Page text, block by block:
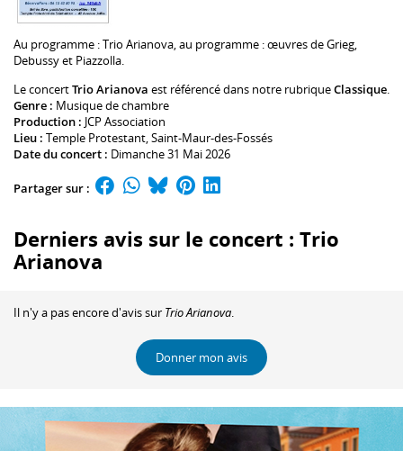
Au programme :Trio Arianova, au programme : œuvres de Grieg,
Debussy et Piazzolla.
Le concertTrio Arianova est référencé dans notre rubriqueClassique.
Genre : Musique de chambre
Production : JCP Association
Lieu : Temple Protestant, Saint-Maur-des-Fossés
Date du concert : Dimanche 31 Mai 2026
Partager sur :
Derniers avis sur le concert : Trio
Arianova
Il n'y a pas encore d'avis sur Trio Arianova.
Donner mon avis